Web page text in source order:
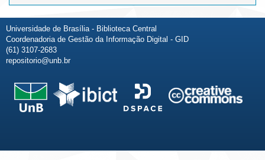
Universidade de Brasília - Biblioteca Central
Coordenadoria de Gestão da Informação Digital - GID
(61) 3107-2683
repositorio@unb.br